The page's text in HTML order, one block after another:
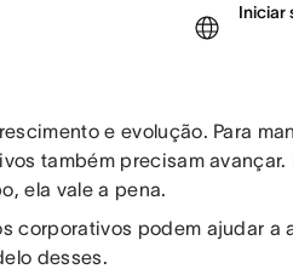
Iniciar
Falar com Vendas Veja uma
e evolução. Para
também precisam avançar.
ela vale a pena.
corporativos podem ajudar a
desses.